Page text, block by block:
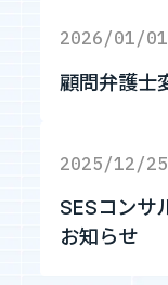
2026/01/01
顧問弁護士
2025/12/25
SESコンサ
お知らせ